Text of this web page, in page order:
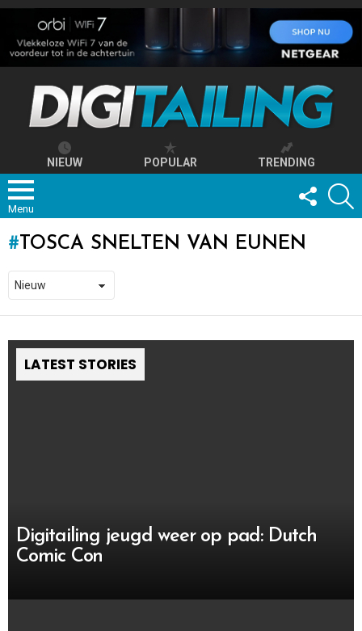
NIEUW POPULAR TRENDING
Menu
FOLLOW
US
TOSCA SNELTEN VAN EUNEN
LATEST STORIES
Digitailing jeugd weer op pad: Dutch
Comic Con